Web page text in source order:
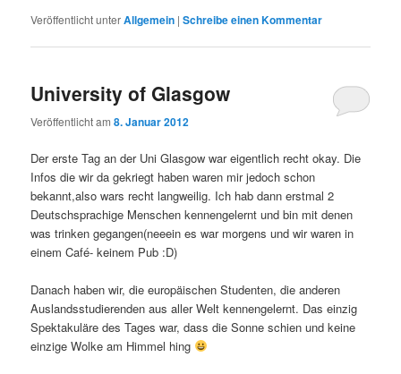
Veröffentlicht unterAllgemein |Schreibe einen Kommentar
University of Glasgow
Veröffentlicht am8. Januar 2012
Der erste Tag an der Uni Glasgow war eigentlich recht okay. Die
Infos die wir da gekriegt haben waren mir jedoch schon
bekannt,also wars recht langweilig. Ich hab dann erstmal 2
Deutschsprachige Menschen kennengelernt und bin mit denen
was trinken gegangen(neeein es war morgens und wir waren in
einem Café- keinem Pub :D)
Danach haben wir, die europäischen Studenten, die anderen
Auslandsstudierenden aus aller Welt kennengelernt. Das einzig
Spektakuläre des Tages war, dass die Sonne schien und keine
einzige Wolke am Himmel hing